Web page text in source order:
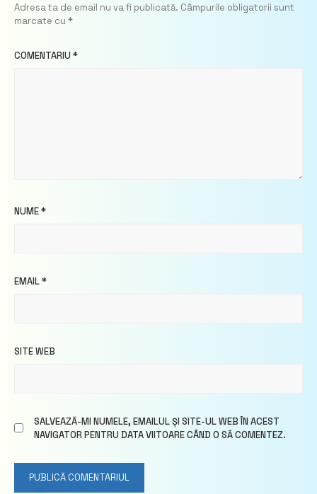
Adresa ta de email nu va fi publicată. Câmpurile obligatorii sunt
marcate cu *
COMENTARIU *
NUME*
EMAIL*
SITE WEB
SALVEAZĂ-MI NUMELE, EMAILUL ȘI SITE-UL WEB ÎN ACEST
NAVIGATOR PENTRU DATA VIITOARE CÂND O SĂ COMENTEZ.